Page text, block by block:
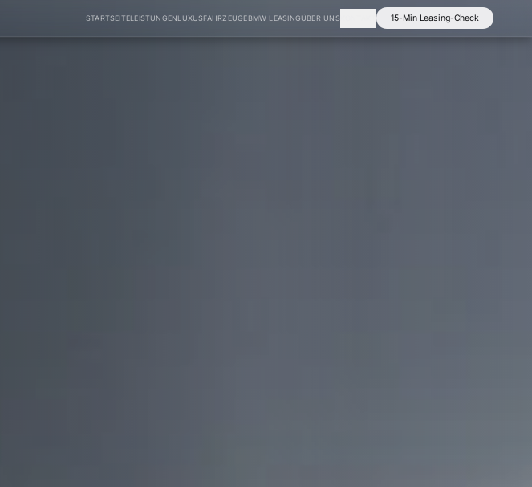
STARTSEITELEISTUNGENLUXUSFAHRZEUGEBMW LEASINGÜBER UNS 15-Min Leasing-Check